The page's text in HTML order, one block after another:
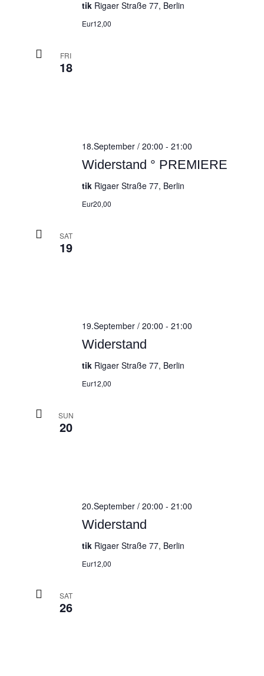
tik Rigaer Straße 77, Berlin
Eur12,00
FRI
18
Widerstand ° PREMIERE
18.September / 20:00 - 21:00
tik Rigaer Straße 77, Berlin
Eur20,00
SAT
19
Widerstand
19.September / 20:00 - 21:00
tik Rigaer Straße 77, Berlin
Eur12,00
SUN
20
Widerstand
20.September / 20:00 - 21:00
tik Rigaer Straße 77, Berlin
Eur12,00
SAT
26